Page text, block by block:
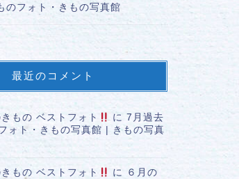
のフォト・きもの写真館
最近のコメント
もの ベストフォト に7月過去
ォト・きもの写真館 | きもの写真
もの ベストフォト に
６月の